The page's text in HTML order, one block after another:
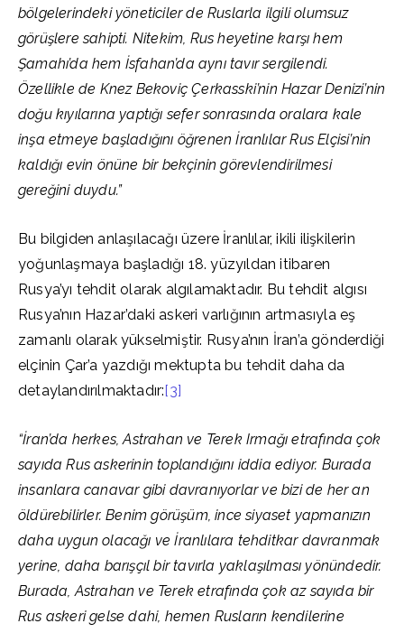
bölgelerindeki yöneticiler de Ruslarla ilgili olumsuz
görüşlere sahipti. Nitekim, Rus heyetine karşı hem
Şamahı’da hem İsfahan’da aynı tavır sergilendi.
Özellikle de Knez Bekoviç Çerkasski’nin Hazar Denizi’nin
doğu kıyılarına yaptığı sefer sonrasında oralara kale
inşa etmeye başladığını öğrenen İranlılar Rus Elçisi’nin
kaldığı evin önüne bir bekçinin görevlendirilmesi
gereğini duydu.”
Bu bilgiden anlaşılacağı üzere İranlılar, ikili ilişkilerin
yoğunlaşmaya başladığı 18. yüzyıldan itibaren
Rusya’yı tehdit olarak algılamaktadır. Bu tehdit algısı
Rusya’nın Hazar’daki askeri varlığının artmasıyla eş
zamanlı olarak yükselmiştir. Rusya’nın İran’a gönderdiği
elçinin Çar’a yazdığı mektupta bu tehdit daha da
detaylandırılmaktadır:[3]
“İran’da herkes, Astrahan ve Terek Irmağı etrafında çok
sayıda Rus askerinin toplandığını iddia ediyor. Burada
insanlara canavar gibi davranıyorlar ve bizi de her an
öldürebilirler. Benim görüşüm, ince siyaset yapmanızın
daha uygun olacağı ve İranlılara tehditkar davranmak
yerine, daha barışçıl bir tavırla yaklaşılması yönündedir.
Burada, Astrahan ve Terek etrafında çok az sayıda bir
Rus askeri gelse dahi, hemen Rusların kendilerine